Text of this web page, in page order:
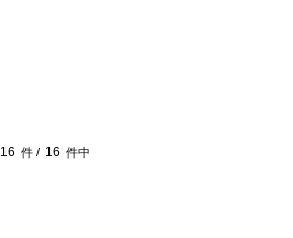
16 件 / 16 件中